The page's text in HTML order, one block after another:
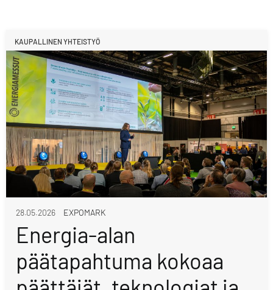
KAUPALLINEN YHTEISTYÖ
28.05.2026 EXPOMARK
Energia-alan
päätapahtuma kokoaa